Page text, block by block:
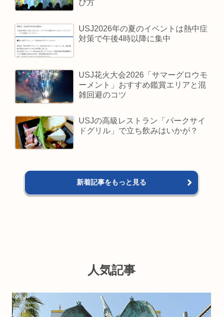
び方
USJ2026年の夏のイベントは熱中症
対策で午後4時以降に集中
USJ花火大会2026「サマーグロウモ
ーメント」おすすめ鑑賞エリアと混
雑回避のコツ
USJの高級レストラン「パークサイ
ドグリル」で立ち飲みはいかが？
新着記事をもっと見る
人気記事